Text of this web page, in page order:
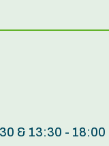
& 13:30 - 18:00